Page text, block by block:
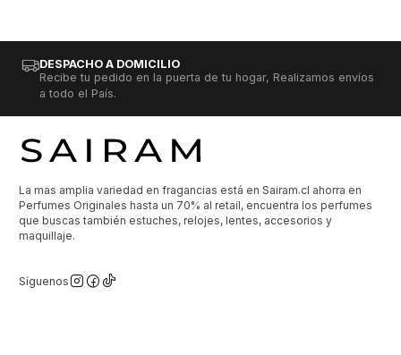
DESPACHO A DOMICILIO
Recibe tu pedido en la puerta de tu hogar, Realizamos envíos
a todo el País.
La mas amplia variedad en fragancias está en Sairam.cl ahorra en
Perfumes Originales hasta un 70% al retail, encuentra los perfumes
que buscas también estuches, relojes, lentes, accesorios y
maquillaje.
Síguenos